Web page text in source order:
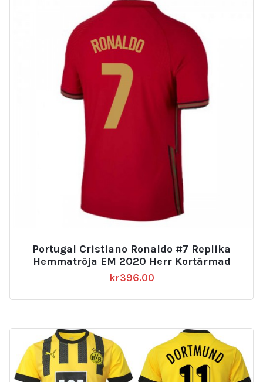
Portugal Cristiano Ronaldo #7 Replika
Hemmatröja EM 2020 Herr Kortärmad
kr396.00